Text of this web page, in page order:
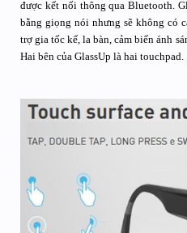
được kết nối thông qua Bluetooth.
bằng giọng nói nhưng sẽ không có
trợ gia tốc kế, la bàn, cảm biến ánh
Hai bên của GlassUp là hai touchpad.